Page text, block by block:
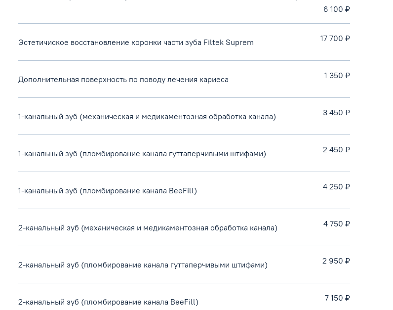
6 100 ₽
Эстетичиское восстановление коронки части зуба Filtek Suprem 17 700 ₽
Дополнительная поверхность по поводу лечения кариеса 1 350 ₽
1-канальный зуб (механическая и медикаментозная обработка канала) 3 450 ₽
1-канальный зуб (пломбирование канала гуттаперчивыми штифами) 2 450 ₽
1-канальный зуб (пломбирование канала BeeFill) 4 250 ₽
2-канальный зуб (механическая и медикаментозная обработка канала) 4 750 ₽
2-канальный зуб (пломбирование канала гуттаперчивыми штифами) 2 950 ₽
2-канальный зуб (пломбирование канала BeeFill) 7 150 ₽